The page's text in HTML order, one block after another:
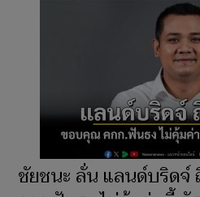
ชัยชนะ ลั่น แลนด์บริดจ์